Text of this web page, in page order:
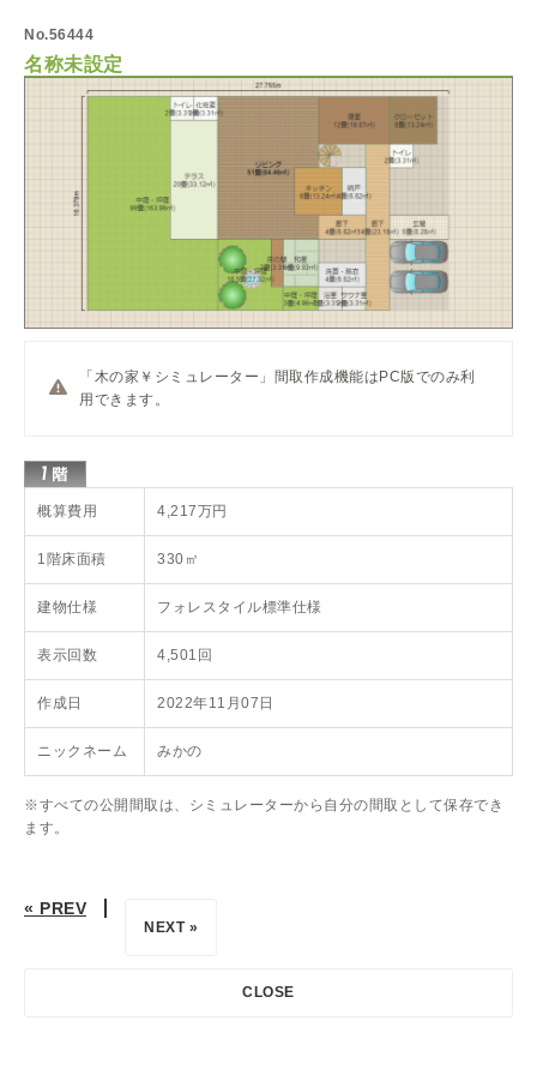
No.56444
名称未設定
「木の家￥シミュレーター」間取作成機能はPC版でのみ利
用できます。
概算費用 4,217万円
1階床面積 330㎡
建物仕様 フォレスタイル標準仕様
表示回数 4,501回
作成日 2022年11月07日
ニックネーム みかの
※すべての公開間取は、シミュレーターから自分の間取として保存でき
ます。
« PREV
NEXT »
CLOSE